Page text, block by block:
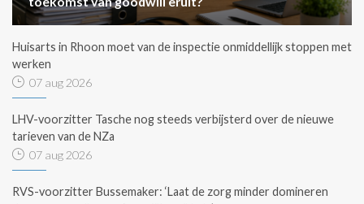
Huisarts in Rhoon moet van de inspectie onmiddellijk stoppen met
werken
07 aug 2026
LHV-voorzitter Tasche nog steeds verbijsterd over de nieuwe
tarieven van de NZa
07 aug 2026
RVS-voorzitter Bussemaker: ‘Laat de zorg minder domineren